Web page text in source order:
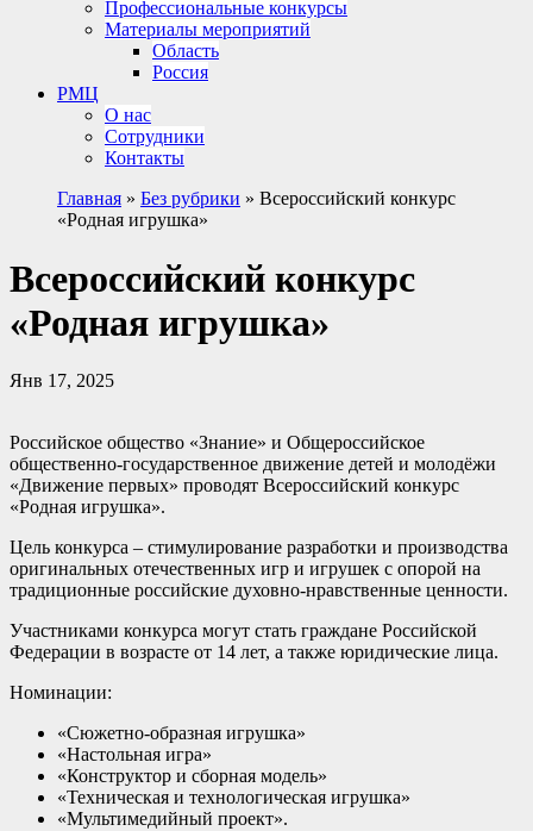
Профессиональные конкурсы
Материалы мероприятий
Область
Россия
РМЦ
О нас
Сотрудники
Контакты
Главная » Без рубрики » Всероссийский конкурс
«Родная игрушка»
Всероссийский конкурс
«Родная игрушка»
Янв 17, 2025
Российское общество «Знание» и Общероссийское
общественно-государственное движение детей и молодёжи
«Движение первых» проводят Всероссийский конкурс
«Родная игрушка».
Цель конкурса – стимулирование разработки и производства
оригинальных отечественных игр и игрушек с опорой на
традиционные российские духовно-нравственные ценности.
Участниками конкурса могут стать граждане Российской
Федерации в возрасте от 14 лет, а также юридические лица.
Номинации:
«Сюжетно-образная игрушка»
«Настольная игра»
«Конструктор и сборная модель»
«Техническая и технологическая игрушка»
«Мультимедийный проект».